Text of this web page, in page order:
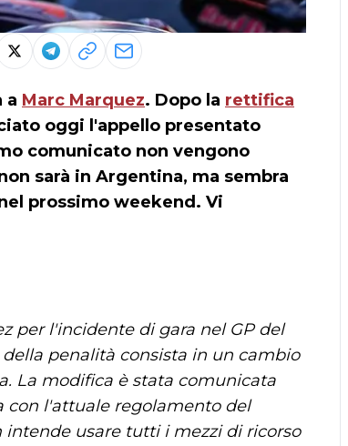
a Marc Marquez. Dopo la rettifica
oggi l'appello presentato
comunicato non vengono
sarà in Argentina, ma sembra
prossimo weekend. Vi
per l'incidente di gara nel GP del
penalità consista in un cambio
La modifica è stata comunicata
con l'attuale regolamento del
intende usare tutti i mezzi di ricorso